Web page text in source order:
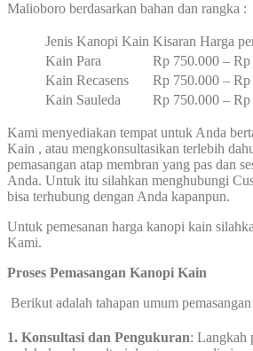
Malioboro berdasarkan bahan dan rangka :
Jenis Kanopi Kain Kisaran Harga
Kain Para
Rp 750.000 –
Kain Recasens
Rp 750.000 –
Kain Sauleda
Rp 750.000 –
Kami menyediakan tempat untuk Anda
Kain , atau mengkonsultasikan terlebih
pemasangan atap membran yang pas dan
Anda. Untuk itu silahkan menghubungi
bisa terhubung dengan Anda kapanpun.
Untuk pemesanan harga kanopi kain
Kami.
Proses Pemasangan Kanopi Kain
Berikut adalah tahapan umum
1. Konsultasi dan Pengukuran: Langkah